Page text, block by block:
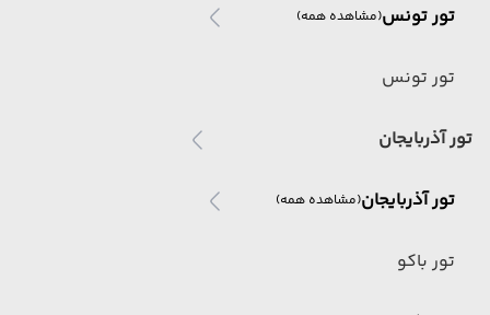
تور تونس(مشاهده همه)
تور تونس
تور آذربایجان
تور آذربایجان(مشاهده همه)
تور باکو